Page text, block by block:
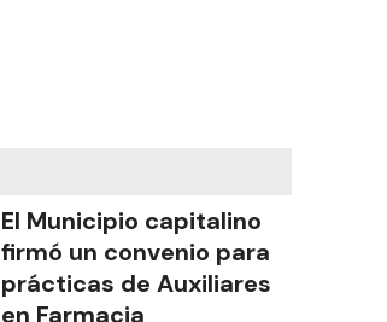
El Municipio capitalino
firmó un convenio para
prácticas de Auxiliares
en Farmacia